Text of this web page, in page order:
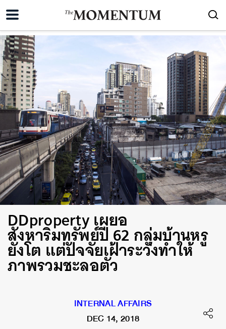
DDproperty เผยอ
สังหาริมทรัพย์ปี 62 กลุ่มบ้านหรู
ยังโต แต่ปัจจัยเฝ้าระวังทำให้
ภาพรวมชะลอตัว
INTERNAL AFFAIRS
DEC 14, 2018